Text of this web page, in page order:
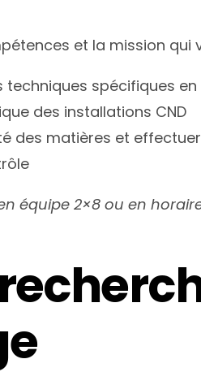
et la mission
techniques spécifiques
des installations CND
des matières et
équipe 2×8 ou en